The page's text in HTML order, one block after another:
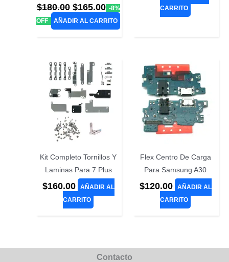
$180.00 El
precio
original
$165.00El
precio
actual
-8%
OFF
AÑADIR AL CARRITO
CARRITO
Kit Completo Tornillos Y
Laminas Para 7 Plus
$160.00
AÑADIR AL
CARRITO
Flex Centro De Carga
Para Samsung A30
$120.00
AÑADIR AL
CARRITO
Contacto